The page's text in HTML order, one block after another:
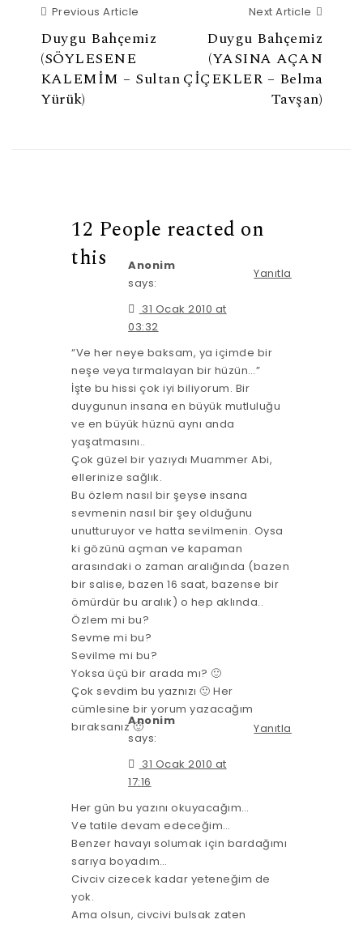
Previous Article
Duygu Bahçemiz
(SÖYLESENE
KALEMİM – Sultan
Yürük)
Next Article
Duygu Bahçemiz
(YASINA AÇAN
ÇİÇEKLER – Belma
Tavşan)
12 People reacted on
this
Yanıtla
Anonim
says:
31 Ocak 2010 at
03:32
“Ve her neye baksam, ya içimde bir
neşe veya tırmalayan bir hüzün…”
İşte bu hissi çok iyi biliyorum. Bir
duygunun insana en büyük mutluluğu
ve en büyük hüznü aynı anda
yaşatmasını..
Çok güzel bir yazıydı Muammer Abi,
ellerinize sağlık.
Bu özlem nasıl bir şeyse insana
sevmenin nasıl bir şey olduğunu
unutturuyor ve hatta sevilmenin. Oysa
ki gözünü açman ve kapaman
arasındaki o zaman aralığında (bazen
bir salise, bazen 16 saat, bazense bir
ömürdür bu aralık) o hep aklında..
Özlem mi bu?
Sevme mi bu?
Sevilme mi bu?
Yoksa üçü bir arada mı? 🙂
Çok sevdim bu yaznızı 🙂 Her
cümlesine bir yorum yazacağım
bıraksanız 🙂
Yanıtla
Anonim
says:
31 Ocak 2010 at
17:16
Her gün bu yazını okuyacağım…
Ve tatile devam edeceğim…
Benzer havayı solumak için bardağımı
sarıya boyadım…
Civciv cizecek kadar yeteneğim de
yok.
Ama olsun, civcivi bulsak zaten